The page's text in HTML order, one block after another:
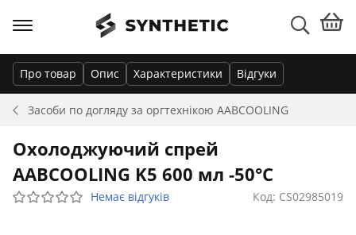
Засоби по догляду за оргтехнікою AABCOOLING
Про товар Опис Характеристики Відгуки
Охолоджуючий спрей
AABCOOLING K5 600 мл -50°C
Немає відгуків Код: CS02985019